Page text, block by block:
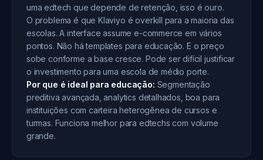
uma edtech que depende de retenção, isso é ouro.
O problema é que Klaviyo é overkill para a maioria das
escolas. A interface assume e-commerce em vários
pontos. Não há templates para educação. E o preço
sobe conforme a base cresce. Pode ser difícil justificar
o investimento para uma escola de médio porte.
Por que é ideal para educação: Segmentação
preditiva avançada, analytics detalhados, boa para
instituições com carteira heterogênea de cursos e
turmas. Funciona melhor para edtechs com volume
grande.